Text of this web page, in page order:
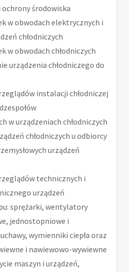
środowiska
w obwodach elektrycznych i
chłodniczych
w obwodach chłodniczych
urządzenia chłodniczego do
instalacji chłodniczej
w urządzeniach chłodniczych
chłodniczych u odbiorcy
urządzeń
technicznych i
urządzeń
sprężarki, wentylatory
jednostopniowe i
wymienniki ciepła oraz
i nawiewowo-wywiewne
maszyn i urządzeń,